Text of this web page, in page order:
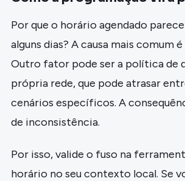
Por que o horário agendado
alguns dias? A causa mais comum
Outro fator pode ser a política de
própria rede, que pode atrasar
cenários específicos. A
de inconsistência.
Por isso, valide o fuso na
horário no seu contexto local. Se